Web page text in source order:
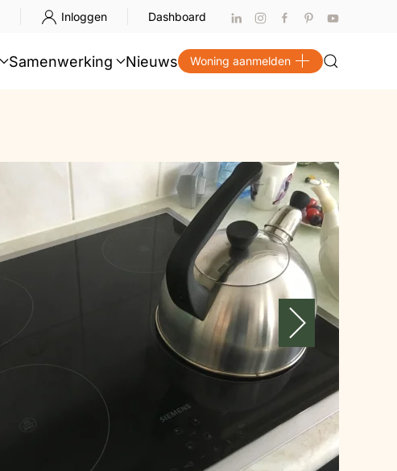
Inloggen Dashboard
Samenwerking Nieuws Woning aanmelden